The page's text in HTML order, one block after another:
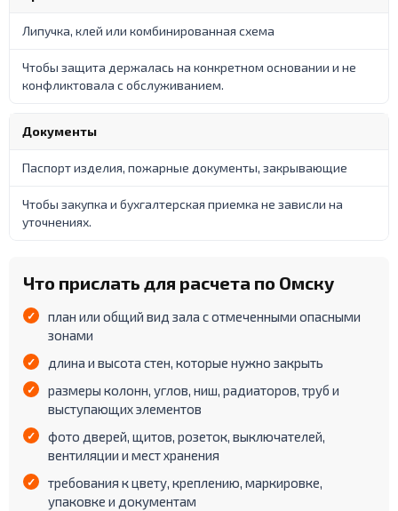
Липучка, клей или комбинированная схема
Чтобы защита держалась на конкретном основании и не
конфликтовала с обслуживанием.
Документы
Паспорт изделия, пожарные документы, закрывающие
Чтобы закупка и бухгалтерская приемка не зависли на
уточнениях.
Что прислать для расчета по Омску
план или общий вид зала с отмеченными опасными
зонами
длина и высота стен, которые нужно закрыть
размеры колонн, углов, ниш, радиаторов, труб и
выступающих элементов
фото дверей, щитов, розеток, выключателей,
вентиляции и мест хранения
требования к цвету, креплению, маркировке,
упаковке и документам